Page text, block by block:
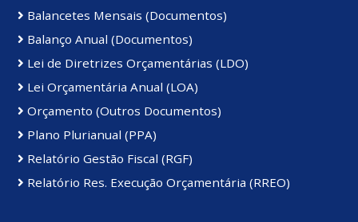
Balancetes Mensais (Documentos)
Balanço Anual (Documentos)
Lei de Diretrizes Orçamentárias (LDO)
Lei Orçamentária Anual (LOA)
Orçamento (Outros Documentos)
Plano Plurianual (PPA)
Relatório Gestão Fiscal (RGF)
Relatório Res. Execução Orçamentária (RREO)